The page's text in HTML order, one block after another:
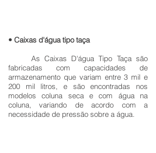
• Caixas d'água tipo taça
As Caixas D'água Tipo Taça são
fabricadas com capacidades de
armazenamento que variam entre 3 mil e
200 mil litros, e são encontradas nos
modelos coluna seca e com água na
coluna, variando de acordo com a
necessidade de pressão sobre a água.